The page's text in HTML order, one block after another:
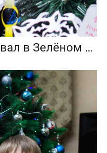
Новогодний карнавал в Зелёном Парусе